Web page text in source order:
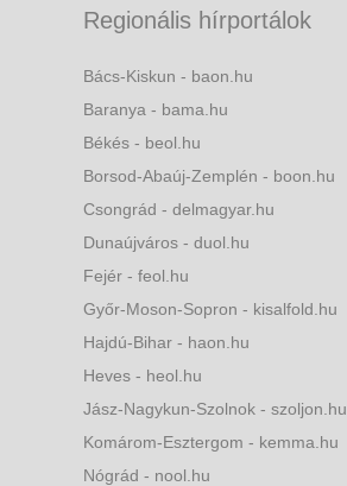
Regionális hírportálok
Bács-Kiskun - baon.hu
Baranya - bama.hu
Békés - beol.hu
Borsod-Abaúj-Zemplén - boon.hu
Csongrád - delmagyar.hu
Dunaújváros - duol.hu
Fejér - feol.hu
Győr-Moson-Sopron - kisalfold.hu
Hajdú-Bihar - haon.hu
Heves - heol.hu
Jász-Nagykun-Szolnok - szoljon.hu
Komárom-Esztergom - kemma.hu
Nógrád - nool.hu